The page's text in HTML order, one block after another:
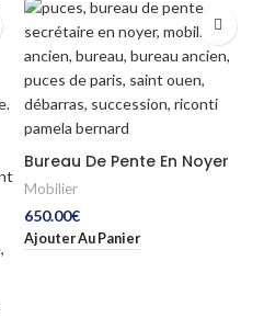
Bureau De Pente En Noyer
Mobilier
650.00€
Ajouter Au Panier